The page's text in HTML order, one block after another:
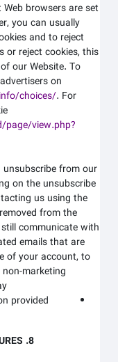
Web browsers are set
you can usually
and to reject
or reject cookies, this
of ourWebsite. To
advertisers on
choices/.For
page/view.php?
unsubscribe from our
on the unsubscribe
us using the
removed from the
still communicate with
emails that are
of your account, to
non-marketing
provided.